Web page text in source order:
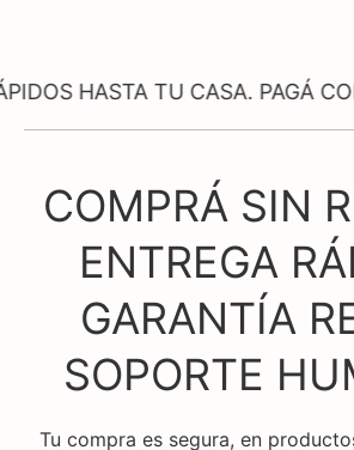
TU CASA. PAGÁ CONTRA
COMPRÁ SIN
ENTREGA
GARANTÍA
SOPORTE
Tu compra es segura, en